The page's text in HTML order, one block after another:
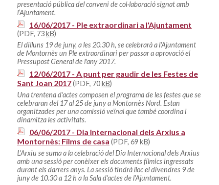
presentació pública del conveni de col·laboració signat amb
l’Ajuntament.
16/06/2017 - Ple extraordinari a l'Ajuntament
(PDF, 73kB)
El dilluns 19 de juny, a les 20.30 h, se celebrarà a l'Ajuntament
de Montornès un Ple extraordinari per passar a aprovació el
Pressupost General de l'any 2017.
12/06/2017 - A punt per gaudir de les Festes de
Sant Joan 2017(PDF, 70kB)
Una trentena d'actes composen el programa de les festes que se
celebraran del 17 al 25 de juny a Montornès Nord. Estan
organitzades per una comissió veïnal que també coordina i
dinamitza les activitats.
06/06/2017 - Dia Internacional dels Arxius a
Montornès: Films de casa (PDF, 69 kB)
L'Arxiu se suma a la celebració del Dia Internacional dels Arxius
amb una sessió per conèixer els documents fílmics ingressats
durant els darrers anys. La sessió tindrà lloc el divendres 9 de
juny de 10.30 a 12 h a la Sala d'actes de l'Ajuntament.